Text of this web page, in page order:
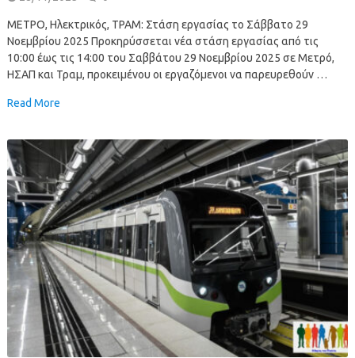
ΜΕΤΡΟ, Ηλεκτρικός, ΤΡΑΜ: Στάση εργασίας το Σάββατο 29
Νοεμβρίου 2025 Προκηρύσσεται νέα στάση εργασίας από τις
10:00 έως τις 14:00 του Σαββάτου 29 Νοεμβρίου 2025 σε Μετρό,
ΗΣΑΠ και Τραμ, προκειμένου οι εργαζόμενοι να παρευρεθούν …
Read More